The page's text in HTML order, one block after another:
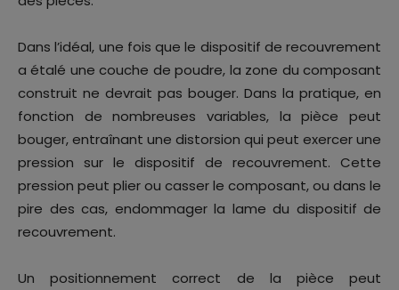
Dans l’idéal, une fois que le dispositif de recouvrement
a étalé une couche de poudre, la zone du composant
construit ne devrait pas bouger. Dans la pratique, en
fonction de nombreuses variables, la pièce peut
bouger, entraînant une distorsion qui peut exercer une
pression sur le dispositif de recouvrement. Cette
pression peut plier ou casser le composant, ou dans le
pire des cas, endommager la lame du dispositif de
recouvrement.
Un positionnement correct de la pièce peut